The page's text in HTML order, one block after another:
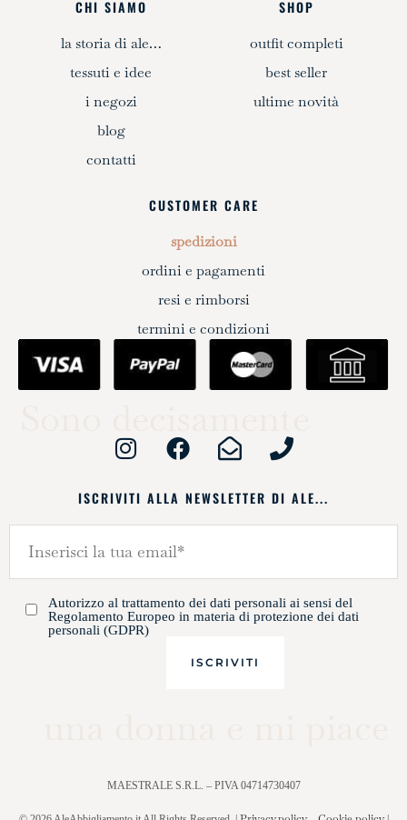
CHI SIAMO
la storia di ale…
tessuti e idee
i negozi
blog
contatti
SHOP
outfit completi
best seller
ultime novità
CUSTOMER CARE
spedizioni
ordini e pagamenti
resi e rimborsi
termini e condizioni
ISCRIVITI ALLA NEWSLETTER DI ALE...
Autorizzo al trattamento dei dati personali ai sensi del
Regolamento Europeo in materia di protezione dei dati
personali (GDPR)
MAESTRALE S.R.L. – PIVA 04714730407